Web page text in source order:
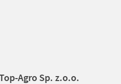
Agro Sp. z.o.o.